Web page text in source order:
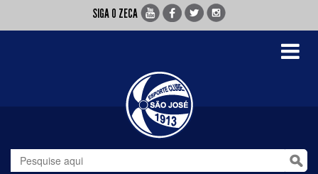
SIGA O ZECA
Toggle